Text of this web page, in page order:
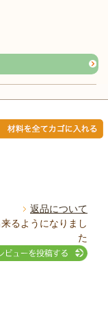
返品について
るようになりまし
た